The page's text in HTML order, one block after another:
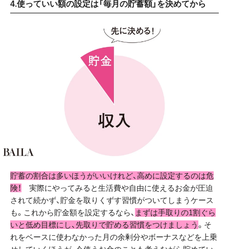
4.使っていい額の設定は「毎月の貯蓄額」を決めてから
貯蓄の割合は多いほうがいいけれど、高めに設定するのは危
険！
実際にやってみると生活費や自由に使えるお金が圧迫
されて続かず、貯金を取りくずす習慣がついてしまうケース
も。これから貯金額を設定するなら、 まずは手取りの1割ぐら
いと低め目標にし、先取りで貯める習慣をつけましょう 。そ
れをベースに使わなかった月の余剰分やボーナスなどを上乗